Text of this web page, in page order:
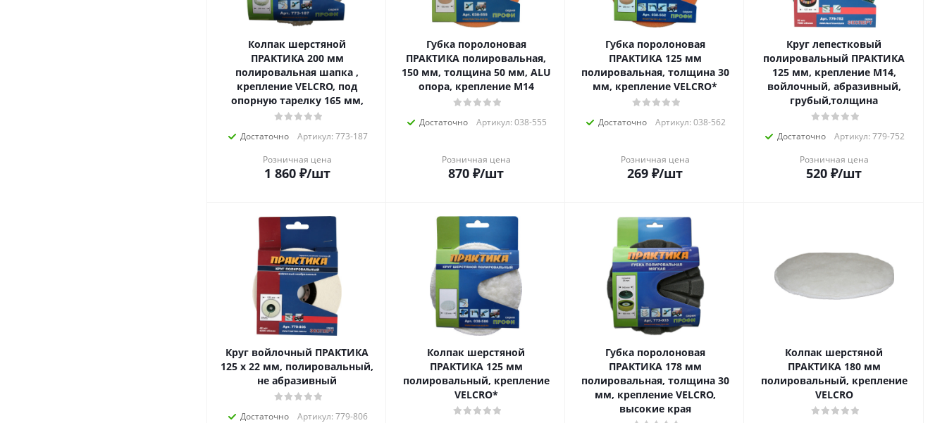
Колпак шерстяной
ПРАКТИКА 200 мм
полировальная шапка ,
крепление VELCRO, под
опорную тарелку 165 мм,
Достаточно
Артикул: 773-187
Розничная цена
1 860₽/шт
Губка поролоновая
ПРАКТИКА полировальная,
150 мм, толщина 50 мм, ALU
опора, крепление М14
Достаточно Артикул: 038-555
Розничная цена
870 ₽/шт
Губка поролоновая
ПРАКТИКА 125 мм
полировальная, толщина 30
мм, крепление VELCRO*
Достаточно Артикул: 038-562
Розничная цена
269 ₽/шт
Круг лепестковый
полировальный ПРАКТИКА
125 мм, крепление М14,
войлочный, абразивный,
грубый,толщина
Достаточно
Артикул: 779-752
Розничная цена
520 ₽/шт
Круг войлочный ПРАКТИКА
125 х 22 мм, полировальный,
не абразивный
Достаточно Артикул: 779-806
Колпак шерстяной
ПРАКТИКА 125 мм
полировальный, крепление
VELCRO*
Губка поролоновая
ПРАКТИКА 178 мм
полировальная, толщина 30
мм, крепление VELCRO,
высокие края
Колпак шерстяной
ПРАКТИКА 180 мм
полировальный, крепление
VELCRO